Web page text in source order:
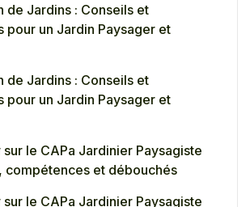
de Jardins : Conseils et
pour un Jardin Paysager et
de Jardins : Conseils et
pour un Jardin Paysager et
le CAPa Jardinier Paysagiste
compétences et débouchés
le CAPa Jardinier Paysagiste